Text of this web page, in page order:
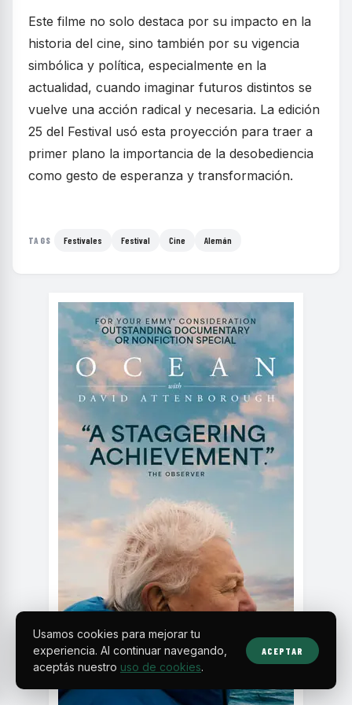
Este filme no solo destaca por su impacto en la
historia del cine, sino también por su vigencia
simbólica y política, especialmente en la
actualidad, cuando imaginar futuros distintos se
vuelve una acción radical y necesaria. La edición
25 del Festival usó esta proyección para traer a
primer plano la importancia de la desobediencia
como gesto de esperanza y transformación.
TAGS Festivales Festival Cine Alemán
Usamos cookies para mejorar tu
experiencia. Al continuar navegando,
aceptás nuestro uso de cookies.
ACEPTAR